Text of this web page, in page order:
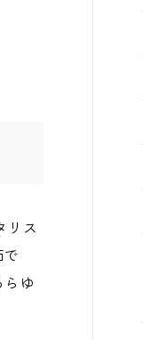
リス
ゆ